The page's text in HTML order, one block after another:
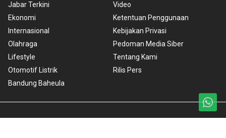
Jabar Terkini
Ekonomi
Internasional
Olahraga
Lifestyle
Otomotif Listrik
Bandung Baheula
Video
Ketentuan Penggunaan
Kebijakan Privasi
Pedoman Media Siber
Tentang Kami
Rilis Pers